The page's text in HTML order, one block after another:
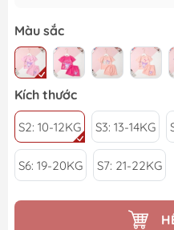
Màu sắc
Kích thước
S2: 10-12KG S3: 13-14KG
S6: 19-20KG S7: 21-22KG